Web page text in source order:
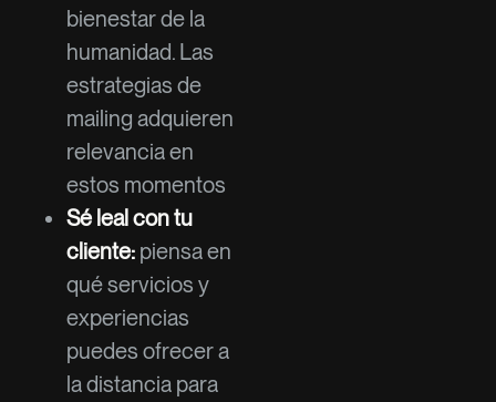
bienestar de la
humanidad. Las
estrategias de
mailing adquieren
relevancia en
estos momentos
Sé leal con tu
cliente: piensa en
qué servicios y
experiencias
puedes ofrecer a
la distancia para